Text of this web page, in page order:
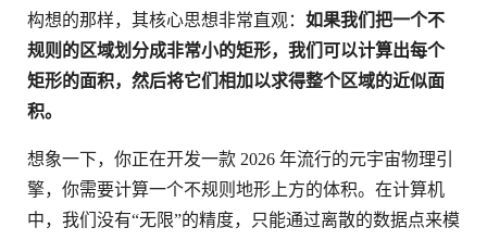
构想的那样，其核心思想非常直观： 如果我们把一个不
规则的区域划分成非常小的矩形，我们可以计算出每个
矩形的面积，然后将它们相加以求得整个区域的近似面
积。
想象一下，你正在开发一款 2026 年流行的元宇宙物理引
擎，你需要计算一个不规则地形上方的体积。在计算机
中，我们没有“无限”的精度，只能通过离散的数据点来模